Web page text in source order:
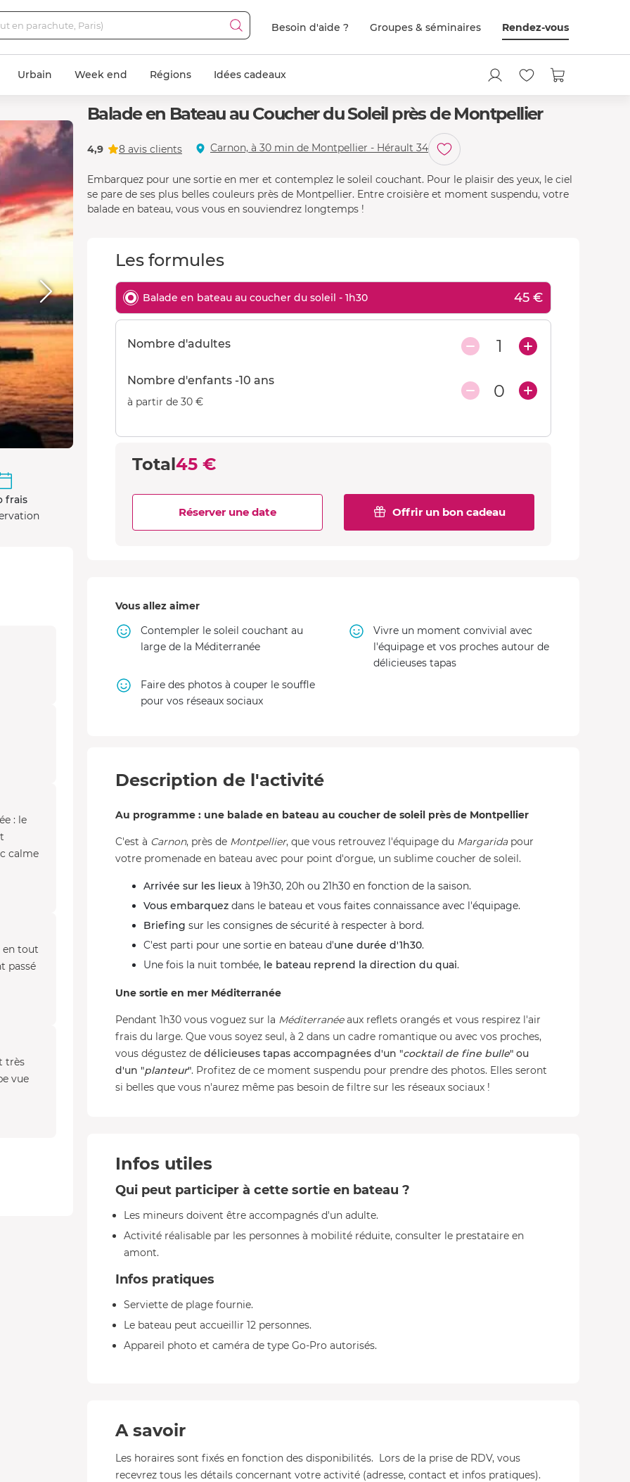
Besoin d'aide ? Groupes & séminaires Rendez-vous
Urbain Week end Régions Idées cadeaux
Balade en Bateau au Coucher du Soleil près de Montpellier
4,9 8 avis clients Carnon, à 30 min de Montpellier - Hérault 34
Embarquez pour une sortie en mer et contemplez le soleil couchant. Pour le plaisir des yeux, le ciel
se pare de ses plus belles couleurs près de Montpellier. Entre croisière et moment suspendu, votre
balade en bateau, vous vous en souviendrez longtemps !
Les formules
Balade en bateau au coucher du soleil - 1h30 45 €
Nombre d'adultes 1
Nombre d'enfants -10 ans
à partir de 30 €
0
Total45 €
Offrir un bon cadeau
Réserver une date
Vous allez aimer
Contempler le soleil couchant au
large de la Méditerranée
Vivre un moment convivial avec
l'équipage et vos proches autour de
délicieuses tapas
Faire des photos à couper le souffle
pour vos réseaux sociaux
Description de l'activité
Au programme : une balade en bateau au coucher de soleil près de Montpellier
C'est à Carnon, près de Montpellier, que vous retrouvez l'équipage du Margaridapour
votre promenade en bateau avec pour point d'orgue, un sublime coucher de soleil.
Arrivée sur les lieux à 19h30, 20h ou 21h30 en fonction de la saison.
Vous embarquez dans le bateau et vous faites connaissance avec l'équipage.
Briefing sur les consignes de sécurité à respecter à bord.
C'est parti pour une sortie en bateau d'une durée d'1h30.
Une fois la nuit tombée, le bateau reprend la direction du quai.
Une sortie en mer Méditerranée
Pendant 1h30 vous voguez sur la Méditerranéeaux reflets orangés et vous respirez l'air
frais du large. Que vous soyez seul, à 2 dans un cadre romantique ou avec vos proches,
vous dégustez de délicieuses tapas accompagnées d'un "cocktail de fine bulle" ou
d'un "planteur". Profitez de ce moment suspendu pour prendre des photos. Elles seront
si belles que vous n'aurez même pas besoin de filtre sur les réseaux sociaux !
Infos utiles
Qui peut participer à cette sortie en bateau ?
Les mineurs doivent être accompagnés d'un adulte.
Activité réalisable par les personnes à mobilité réduite, consulter le prestataire en
amont.
Infos pratiques
Serviette de plage fournie.
Le bateau peut accueillir 12 personnes.
Appareil photo et caméra de type Go-Pro autorisés.
A savoir
Les horaires sont fixés en fonction des disponibilités. Lors de la prise de RDV, vous
recevrez tous les détails concernant votre activité (adresse, contact et infos pratiques).
frais
: le
calme
en tout
passé
très
vue